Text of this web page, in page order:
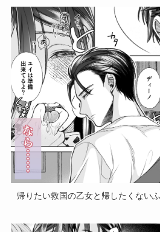
帰りたい救国の乙女と帰したくない